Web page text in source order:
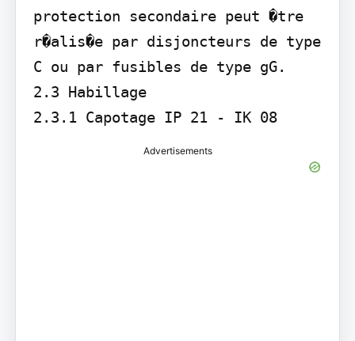
protection secondaire peut �tre
r�alis�e par disjoncteurs de type
C ou par fusibles de type gG.
2.3 Habillage
2.3.1 Capotage IP 21 - IK 08
Advertisements